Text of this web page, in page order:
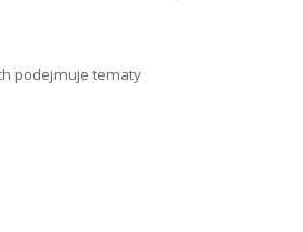
podejmuje tematy